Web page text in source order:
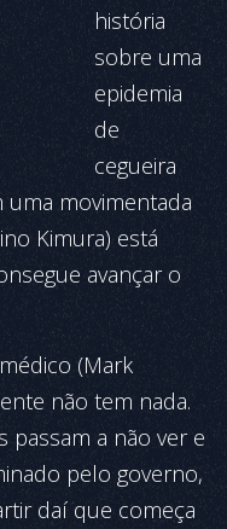
história
sobre uma
epidemia
de
cegueira
uma movimentada
Kimura) está
avançar o
(Mark
não tem nada.
passam a não ver e
pelo governo,
daí que começa